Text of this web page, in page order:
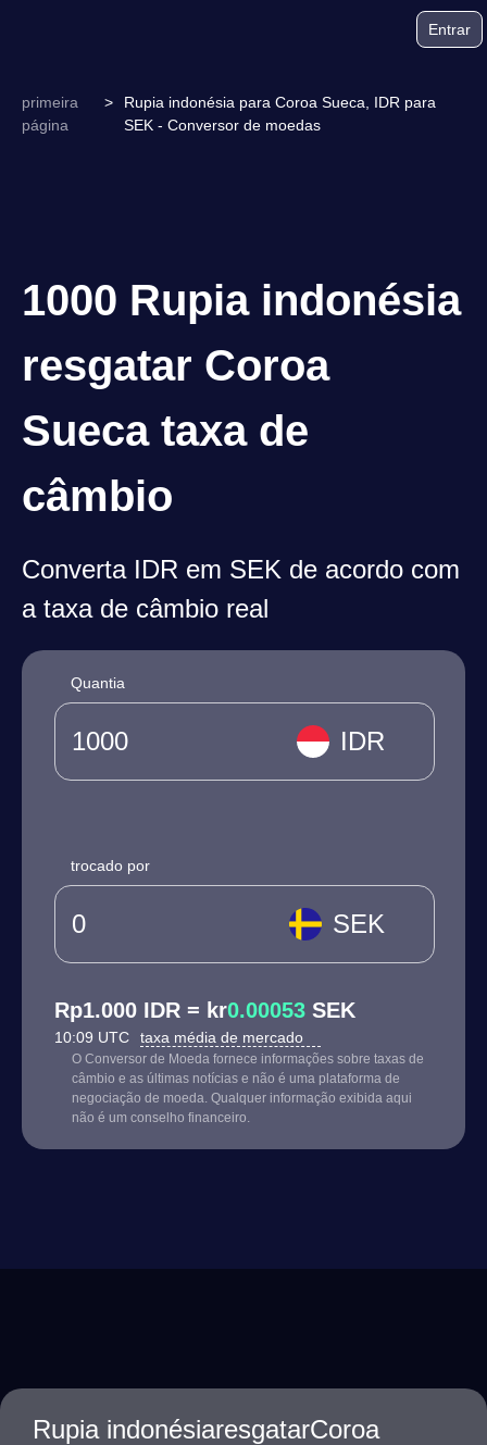
Entrar
primeira
página
>
Rupia indonésia para Coroa Sueca, IDR para
SEK - Conversor de moedas
1000 Rupia indonésia
resgatar Coroa
Sueca taxa de
câmbio
Converta IDR em SEK de acordo com
a taxa de câmbio real
Quantia
IDR
trocado por
SEK
Rp1.000 IDR = kr0.00053 SEK
10:09 UTC taxa média de mercado
O Conversor de Moeda fornece informações sobre taxas de
câmbio e as últimas notícias e não é uma plataforma de
negociação de moeda. Qualquer informação exibida aqui
não é um conselho financeiro.
Rupia indonésiaresgatarCoroa